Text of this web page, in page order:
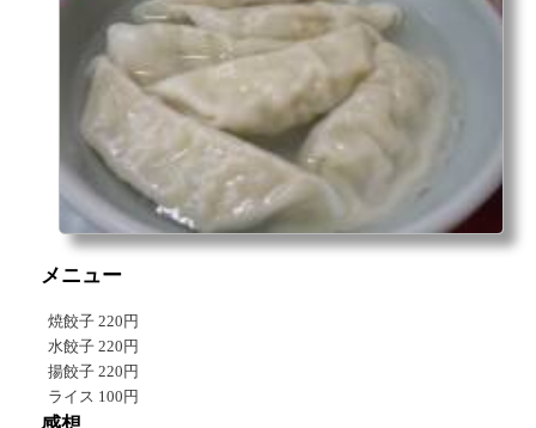
メニュー
焼餃子 220円
水餃子 220円
揚餃子 220円
ライス 100円